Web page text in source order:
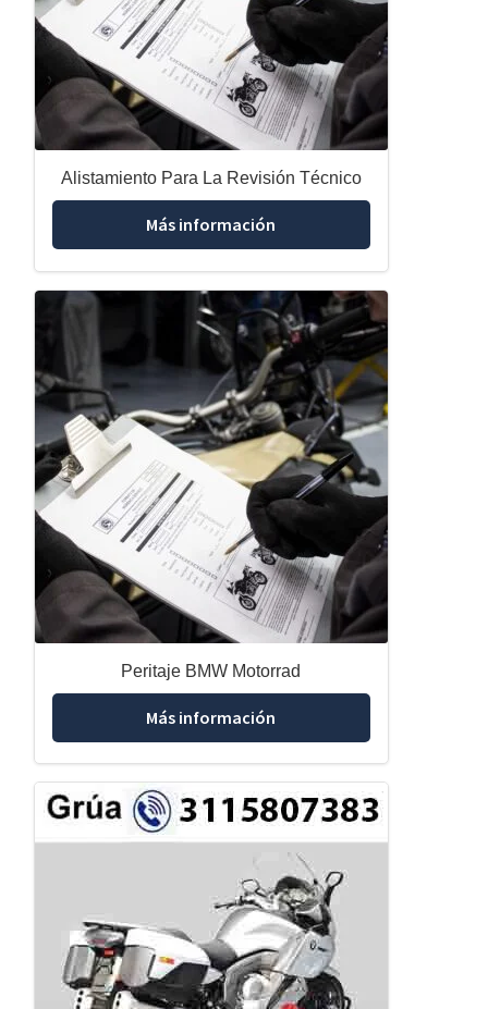
Alistamiento Para La Revisión Técnico
Más información
Peritaje BMW Motorrad
Más información